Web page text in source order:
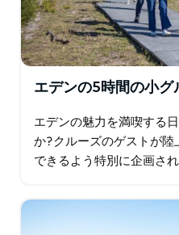
エデンの5時間の小グ
エデンの魅力を満喫する
か?クルーズのゲストが陸
できるよう特別に企画さ
が案内するこのツアーで